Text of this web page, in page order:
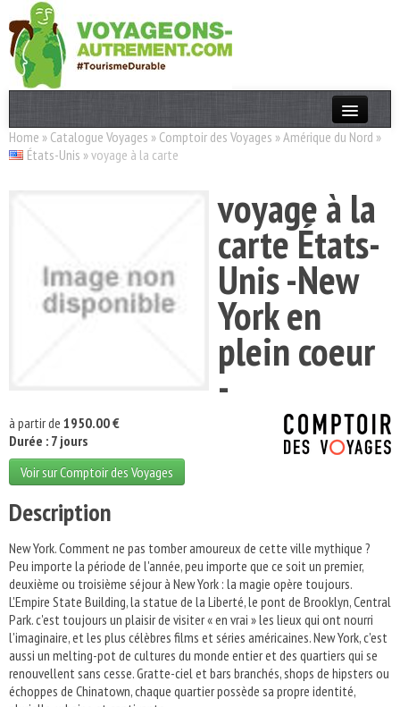
Actualités
Thèmes
Home » Catalogue Voyages » Comptoir des Voyages »Amérique du Nord »
États-Unis »voyage à la carte
voyage à la
carte États-
Unis -New
York en
plein coeur
-
à partir de 1950.00 €
Durée : 7 jours
Voir sur Comptoir des Voyages
Description
New York. Comment ne pas tomber amoureux de cette ville mythique ?
Peu importe la période de l'année, peu importe que ce soit un premier,
deuxième ou troisième séjour à New York : la magie opère toujours.
L'Empire State Building, la statue de la Liberté, le pont de Brooklyn, Central
Park. c'est toujours un plaisir de visiter « en vrai » les lieux qui ont nourri
l'imaginaire, et les plus célèbres films et séries américaines. New York, c'est
aussi un melting-pot de cultures du monde entier et des quartiers qui se
renouvellent sans cesse. Gratte-ciel et bars branchés, shops de hipsters ou
échoppes de Chinatown, chaque quartier possède sa propre identité,